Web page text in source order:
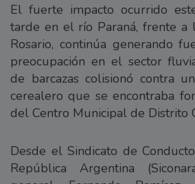
El fuerte impacto ocurrido
tarde en el río Paraná, frente a
Rosario, continúa generando
preocupación en el sector
de barcazas colisionó contra
cerealero que se encontraba
del Centro Municipal de Distrito
Desde el Sindicato de
República Argentina